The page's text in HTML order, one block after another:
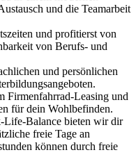
und die Teamarbeit
und profitierst von
von Berufs- und
und persönlichen
Firmenfahrrad-Leasing und
für dein Wohlbefinden.
Life-Balance bieten wir dir
freie Tage an
können durch freie